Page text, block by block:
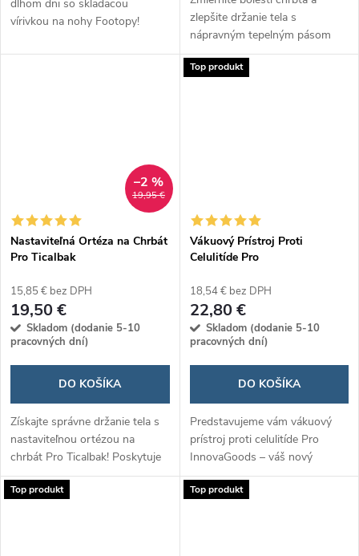
dlhom dni so skladacou
vírivkou na nohy Footopy!
vám pomôžu uvoľniť napätie a
zlepšite držanie tela s
nápravným tepelným pásom
Tourmabelt! Kombinuje teplo s
turmalínovými magnetmi na
19,95 €
–2 %
Nastaviteľná Ortéza na Chrbát
Pro Ticalbak
15,85 € bez DPH
19,50 €
Skladom (dodanie 5-10
pracovných dní)
DO KOŠÍKA
Získajte správne držanie tela s
nastaviteľnou ortézou na
chrbát Pro Ticalbak! Poskytuje
pevnú oporu chrbtici, pomáha
zmierniť bolesti a zlepšiť
Top produkt
Vákuový Prístroj Proti
Celulitíde Pro
18,54 € bez DPH
22,80 €
Skladom (dodanie 5-10
pracovných dní)
DO KOŠÍKA
Predstavujeme vám vákuový
prístroj proti celulitíde Pro
InnovaGoods – váš nový
spojenec v boji za hladšiu a
pevnejšiu pokožku. Vďaka
Top produkt Top produkt